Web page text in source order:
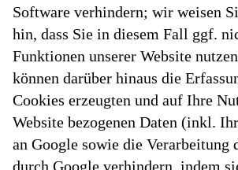
Software verhindern; wir weisen
hin, dass Sie in diesem Fall ggf.
Funktionen unserer Website
können darüber hinaus die
Cookies erzeugten und auf Ihre
Website bezogenen Daten (inkl.
an Google sowie die Verarbeitung
durch Google verhindern, indem